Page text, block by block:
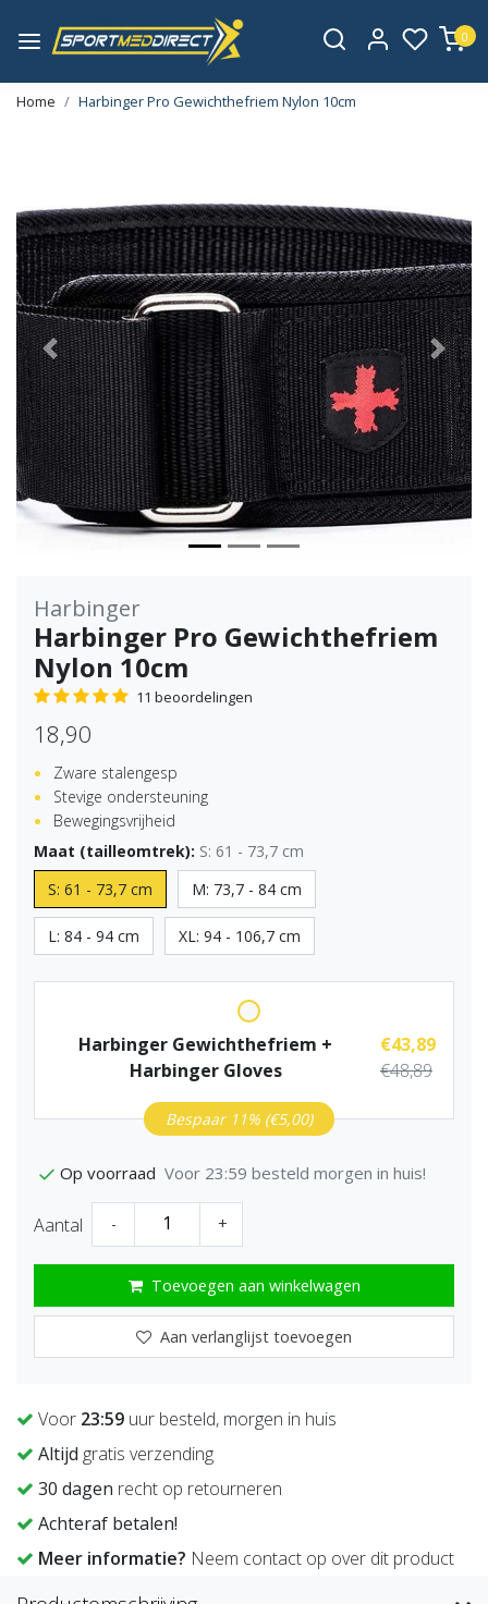
0
Home Harbinger Pro Gewichthefriem Nylon 10cm
Vorige
Harbinger
Harbinger Pro Gewichthefriem
Nylon 10cm
11 beoordelingen
18,90
Zware stalengesp
Stevige ondersteuning
Bewegingsvrijheid
Maat (tailleomtrek): S: 61 - 73,7 cm
S: 61 - 73,7 cm
M: 73,7 - 84 cm
L: 84 - 94 cm XL: 94 - 106,7 cm
Harbinger Gewichthefriem +
Harbinger Gloves
Bespaar 11% (€5,00)
€43,89
€48,89
Op voorraad Voor 23:59 besteld morgen in huis!
Aantal - +
Toevoegen aan winkelwagen
Aan verlanglijst toevoegen
Voor 23:59 uur besteld, morgen in huis
Altijd gratis verzending
30 dagen recht op retourneren
Achteraf betalen!
Meer informatie? Neem contact op over dit product